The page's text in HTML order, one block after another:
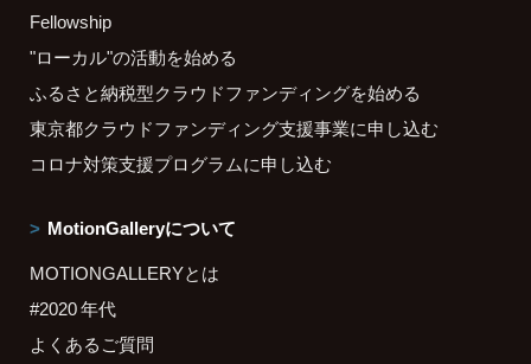
Fellowship
"ローカル"の活動を始める
ふるさと納税型クラウドファンディングを始める
東京都クラウドファンディング支援事業に申し込む
コロナ対策支援プログラムに申し込む
MotionGalleryについて
MOTIONGALLERYとは
#2020 年代
よくあるご質問